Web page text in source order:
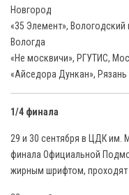
Новгород
«35 Элемент», Вологодский
Вологда
«Не москвичи», РГУТИС,
«Айседора Дункан», Рязань
1/4 финала
29 и 30 сентября в ЦДК им.
финала Официальной
жирным шрифтом, проходят